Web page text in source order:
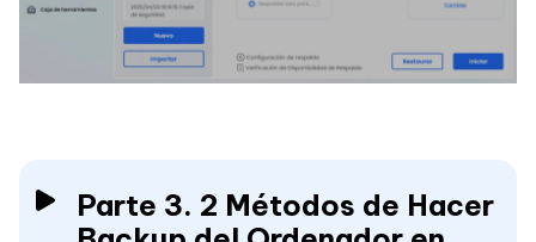
Parte 3. 2 Métodos de Hacer